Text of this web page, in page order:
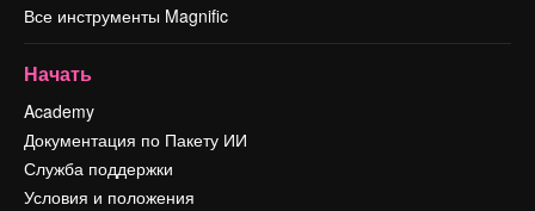
Все инструменты Magnific
Начать
Academy
Документация по Пакету ИИ
Служба поддержки
Условия и положения